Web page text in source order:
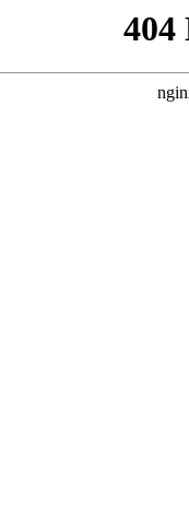
404